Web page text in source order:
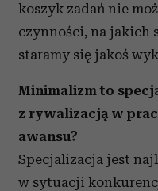
koszyk zadań nie
czynności, na jakich
staramy się jakoś
Minimalizm to
z rywalizacją w
awansu?
Specjalizacja jest
w sytuacji